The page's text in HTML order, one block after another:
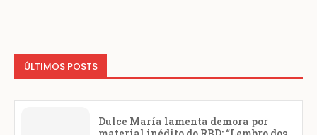
ÚLTIMOS POSTS
Dulce María lamenta demora por